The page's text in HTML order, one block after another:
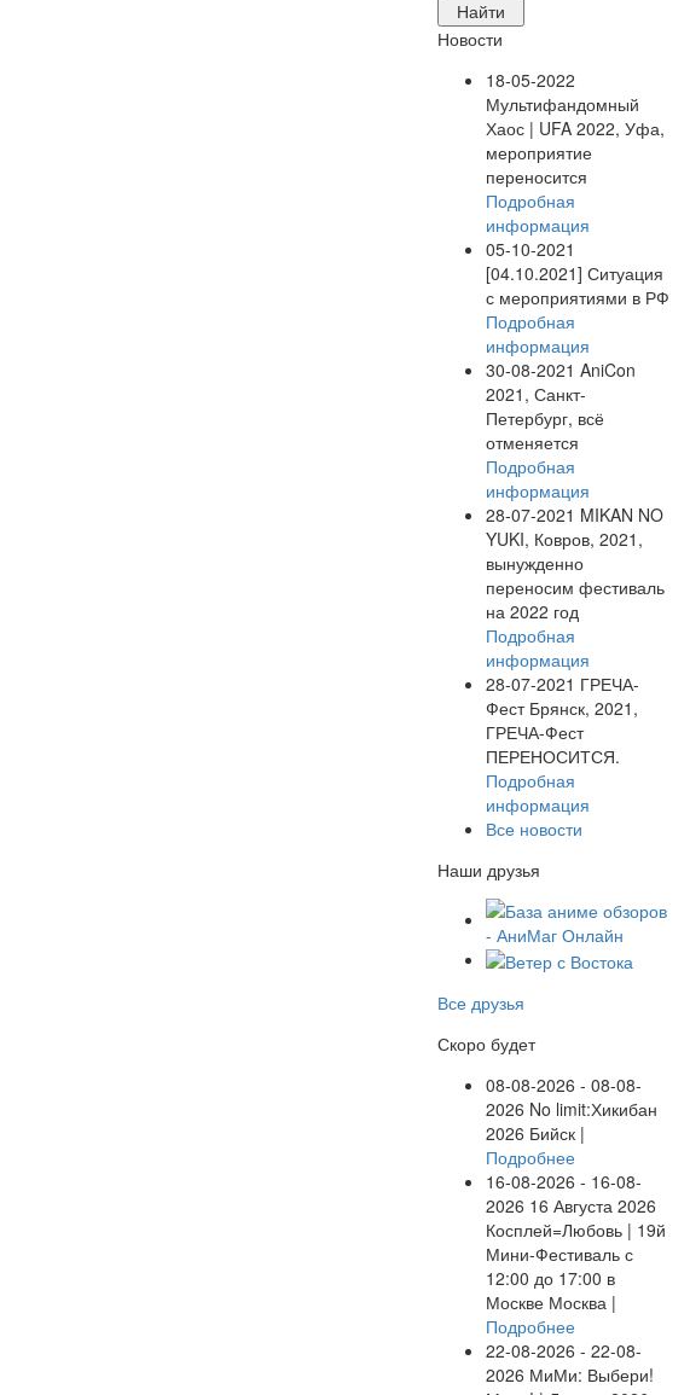
Новости
18-05-2022
Мультифандомный
Хаос | UFA 2022, Уфа,
мероприятие
переносится
Подробная
информация
05-10-2021
[04.10.2021] Ситуация
с мероприятиями в РФ
Подробная
информация
30-08-2021 AniCon
2021, Санкт-
Петербург, всё
отменяется
Подробная
информация
28-07-2021 MIKAN NO
YUKI, Ковров, 2021,
вынужденно
переносим фестиваль
на 2022 год
Подробная
информация
28-07-2021 ГРЕЧА-
Фест Брянск, 2021,
ГРЕЧА-Фест
ПЕРЕНОСИТСЯ.
Подробная
информация
Все новости
Наши друзья
Все друзья
Скоро будет
08-08-2026 - 08-08-
2026 No limit:Хикибан
2026 Бийск |
Подробнее
16-08-2026 - 16-08-
2026 16 Августа 2026
Косплей=Любовь | 19й
Мини-Фестиваль с
12:00 до 17:00 в
Москве Москва |
Подробнее
22-08-2026 - 22-08-
2026 МиМи: Выбери!